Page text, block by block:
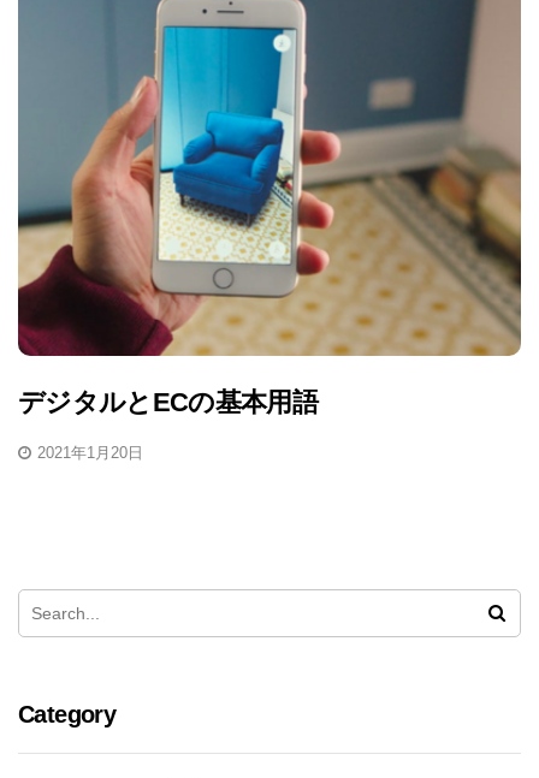
デジタルとECの基本用語
2021年1月20日
Category